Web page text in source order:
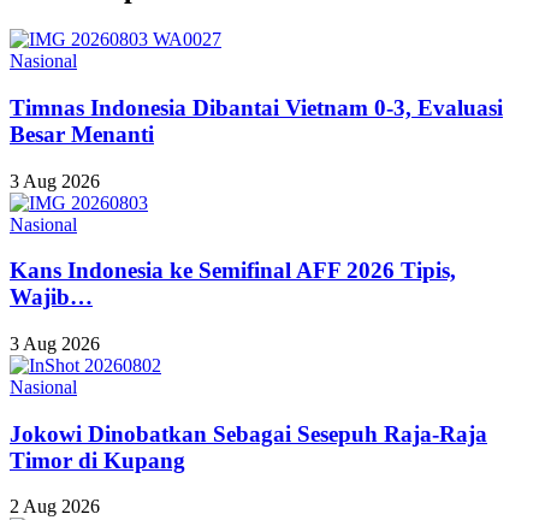
Nasional
Timnas Indonesia Dibantai Vietnam 0-3, Evaluasi
Besar Menanti
3 Aug 2026
Nasional
Kans Indonesia ke Semifinal AFF 2026 Tipis,
Wajib…
3 Aug 2026
Nasional
Jokowi Dinobatkan Sebagai Sesepuh Raja-Raja
Timor di Kupang
2 Aug 2026